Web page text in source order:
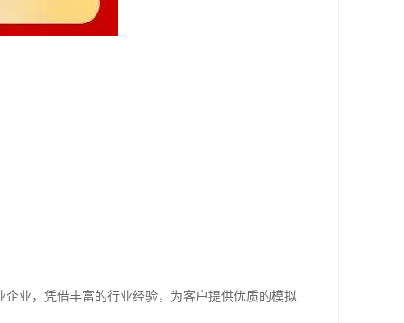
业，凭借丰富的行业经验，为客户提供优质的模拟